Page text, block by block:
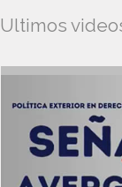
Ultimos